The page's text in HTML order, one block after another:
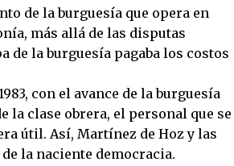
de la burguesía que opera en
más allá de las disputas
de la burguesía pagaba los costos
con el avance de la burguesía
clase obrera, el personal que se
útil. Así, Martínez de Hoz y las
la naciente democracia.